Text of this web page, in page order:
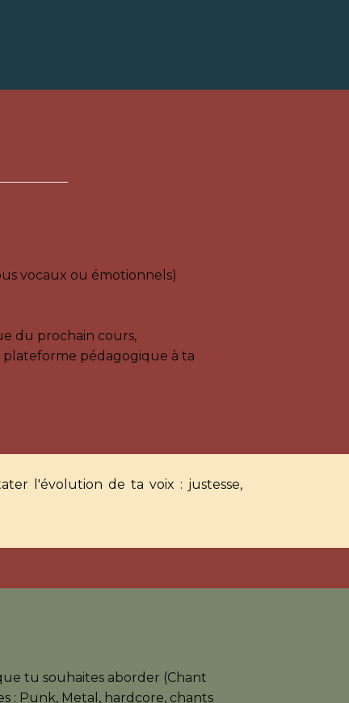
vocaux ou émotionnels)
du prochain cours,
plateforme pédagogique à ta
l'évolution de ta voix : justesse,
tu souhaites aborder (Chant
: Punk, Metal, hardcore, chants